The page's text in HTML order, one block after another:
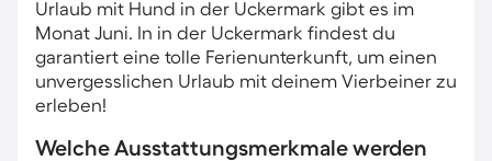
Urlaub mit Hund in der Uckermark gibt es im
Monat Juni. In in der Uckermark findest du
garantiert eine tolle Ferienunterkunft, um einen
unvergesslichen Urlaub mit deinem Vierbeiner zu
erleben!
Welche Ausstattungsmerkmale werden